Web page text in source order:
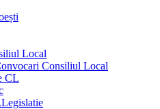
Local
Consiliul Local
CL